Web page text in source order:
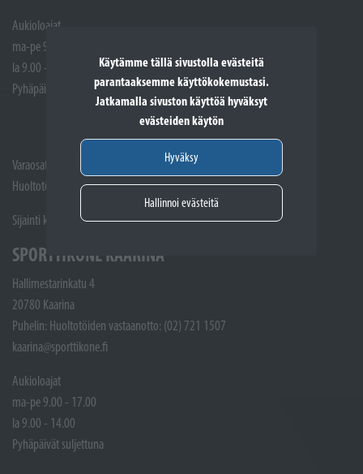
Käytämme tällä sivustolla evästeitä
parantaaksemme käyttökokemustasi.
Jatkamalla sivuston käyttöä hyväksyt
evästeiden käytön
Hyväksy
Hallinnoi evästeitä
Aukioloajat
ma-pe 9.00 - 17.00
la 9.00 - 14.00
Pyhäpäivät suljettuna
Varaosat: (02) 721 1407
Huoltotöiden vastaanotto: 02 7211405
Sijainti kartalla
SPORTTIKONE KAARINA
Hallimestarinkatu 4
20780 Kaarina
Puhelin: Huoltotöiden vastaanotto: (02) 721 1507
kaarina@sporttikone.fi
Aukioloajat
ma-pe 9.00 - 17.00
la 9.00 - 14.00
Pyhäpäivät suljettuna